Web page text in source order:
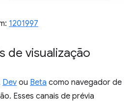
1201997
de visualização
Dev ou Beta como navegador de
Esses canais de prévia